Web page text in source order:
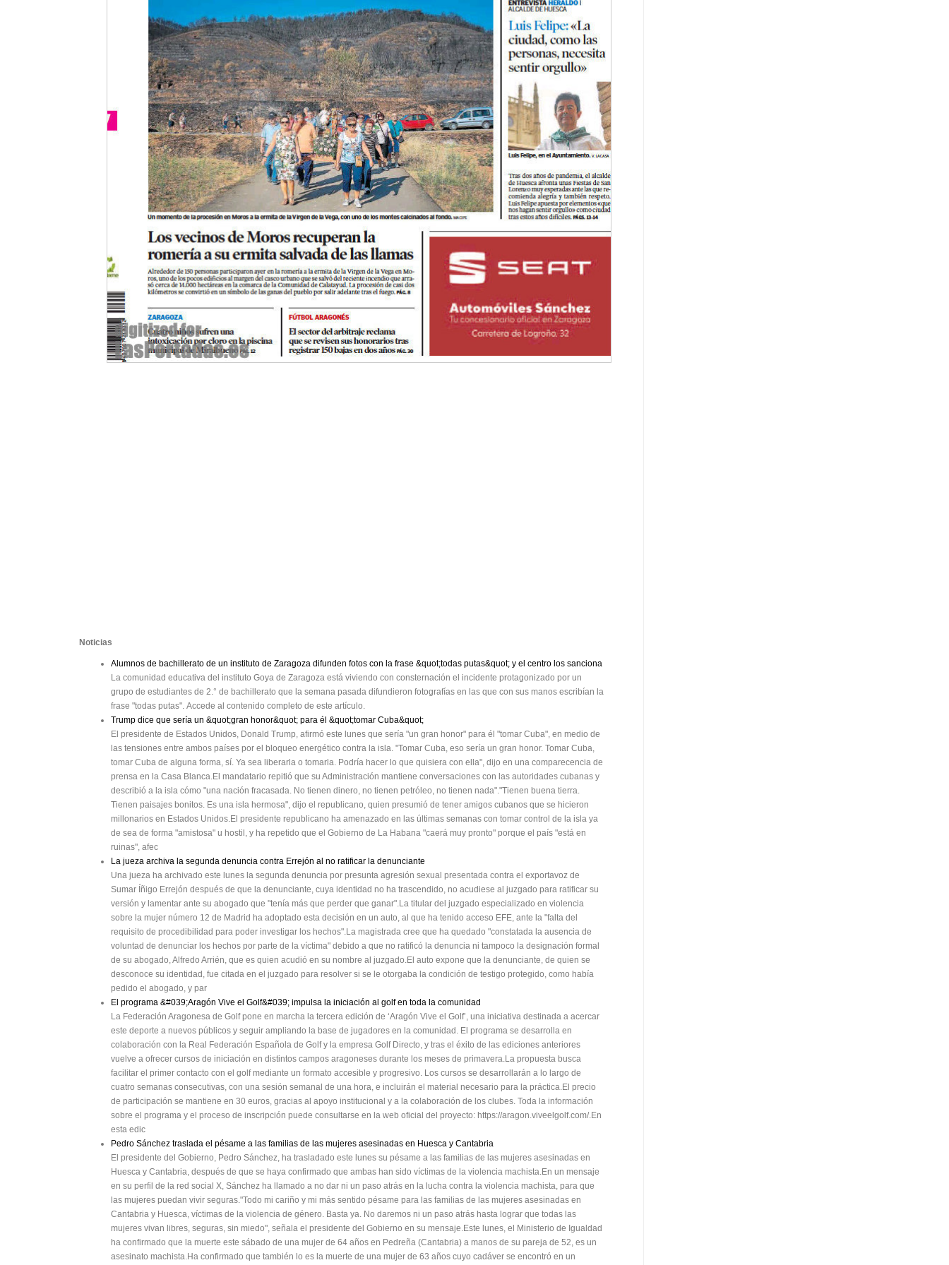
Noticias
Alumnos de bachillerato de un instituto de Zaragoza difunden fotos con la frase &quot;todas putas&quot; y el centro los sanciona
La comunidad educativa del instituto Goya de Zaragoza está viviendo con consternación el incidente protagonizado por un
grupo de estudiantes de 2.° de bachillerato que la semana pasada difundieron fotografías en las que con sus manos escribían la
frase "todas putas". Accede al contenido completo de este artículo.
Trump dice que sería un &quot;gran honor&quot; para él &quot;tomar Cuba&quot;
El presidente de Estados Unidos, Donald Trump, afirmó este lunes que sería "un gran honor" para él "tomar Cuba", en medio de
las tensiones entre ambos países por el bloqueo energético contra la isla. "Tomar Cuba, eso sería un gran honor. Tomar Cuba,
tomar Cuba de alguna forma, sí. Ya sea liberarla o tomarla. Podría hacer lo que quisiera con ella", dijo en una comparecencia de
prensa en la Casa Blanca.El mandatario repitió que su Administración mantiene conversaciones con las autoridades cubanas y
describió a la isla cómo "una nación fracasada. No tienen dinero, no tienen petróleo, no tienen nada"."Tienen buena tierra.
Tienen paisajes bonitos. Es una isla hermosa", dijo el republicano, quien presumió de tener amigos cubanos que se hicieron
millonarios en Estados Unidos.El presidente republicano ha amenazado en las últimas semanas con tomar control de la isla ya
de sea de forma "amistosa" u hostil, y ha repetido que el Gobierno de La Habana "caerá muy pronto" porque el país "está en
ruinas", afec
La jueza archiva la segunda denuncia contra Errejón al no ratificar la denunciante
Una jueza ha archivado este lunes la segunda denuncia por presunta agresión sexual presentada contra el exportavoz de
Sumar Íñigo Errejón después de que la denunciante, cuya identidad no ha trascendido, no acudiese al juzgado para ratificar su
versión y lamentar ante su abogado que "tenía más que perder que ganar".La titular del juzgado especializado en violencia
sobre la mujer número 12 de Madrid ha adoptado esta decisión en un auto, al que ha tenido acceso EFE, ante la "falta del
requisito de procedibilidad para poder investigar los hechos".La magistrada cree que ha quedado "constatada la ausencia de
voluntad de denunciar los hechos por parte de la víctima" debido a que no ratificó la denuncia ni tampoco la designación formal
de su abogado, Alfredo Arrién, que es quien acudió en su nombre al juzgado.El auto expone que la denunciante, de quien se
desconoce su identidad, fue citada en el juzgado para resolver si se le otorgaba la condición de testigo protegido, como había
pedido el abogado, y par
El programa &#039;Aragón Vive el Golf&#039; impulsa la iniciación al golf en toda la comunidad
La Federación Aragonesa de Golf pone en marcha la tercera edición de ‘Aragón Vive el Golf’, una iniciativa destinada a acercar
este deporte a nuevos públicos y seguir ampliando la base de jugadores en la comunidad. El programa se desarrolla en
colaboración con la Real Federación Española de Golf y la empresa Golf Directo, y tras el éxito de las ediciones anteriores
vuelve a ofrecer cursos de iniciación en distintos campos aragoneses durante los meses de primavera.La propuesta busca
facilitar el primer contacto con el golf mediante un formato accesible y progresivo. Los cursos se desarrollarán a lo largo de
cuatro semanas consecutivas, con una sesión semanal de una hora, e incluirán el material necesario para la práctica.El precio
de participación se mantiene en 30 euros, gracias al apoyo institucional y a la colaboración de los clubes. Toda la información
sobre el programa y el proceso de inscripción puede consultarse en la web oficial del proyecto: https://aragon.viveelgolf.com/.En
esta edic
Pedro Sánchez traslada el pésame a las familias de las mujeres asesinadas en Huesca y Cantabria
El presidente del Gobierno, Pedro Sánchez, ha trasladado este lunes su pésame a las familias de las mujeres asesinadas en
Huesca y Cantabria, después de que se haya confirmado que ambas han sido víctimas de la violencia machista.En un mensaje
en su perfil de la red social X, Sánchez ha llamado a no dar ni un paso atrás en la lucha contra la violencia machista, para que
las mujeres puedan vivir seguras."Todo mi cariño y mi más sentido pésame para las familias de las mujeres asesinadas en
Cantabria y Huesca, víctimas de la violencia de género. Basta ya. No daremos ni un paso atrás hasta lograr que todas las
mujeres vivan libres, seguras, sin miedo", señala el presidente del Gobierno en su mensaje.Este lunes, el Ministerio de Igualdad
ha confirmado que la muerte este sábado de una mujer de 64 años en Pedreña (Cantabria) a manos de su pareja de 52, es un
asesinato machista.Ha confirmado que también lo es la muerte de una mujer de 63 años cuyo cadáver se encontró en un